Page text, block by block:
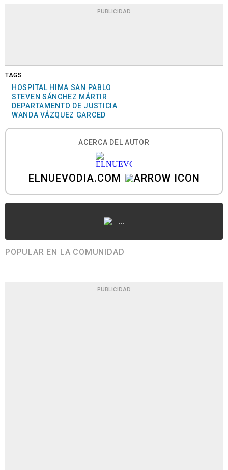
PUBLICIDAD
TAGS
HOSPITAL HIMA SAN PABLO
STEVEN SÁNCHEZ MÁRTIR
DEPARTAMENTO DE JUSTICIA
WANDA VÁZQUEZ GARCED
ACERCA DEL AUTOR
ELNUEVODIA.COM
...
POPULAR EN LA COMUNIDAD
PUBLICIDAD